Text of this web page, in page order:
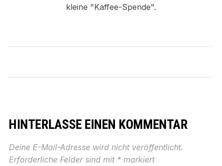
kleine "Kaffee-Spende".
HINTERLASSE EINEN KOMMENTAR
Deine E-Mail-Adresse wird nicht veröffentlicht.
Erforderliche Felder sind mit *markiert